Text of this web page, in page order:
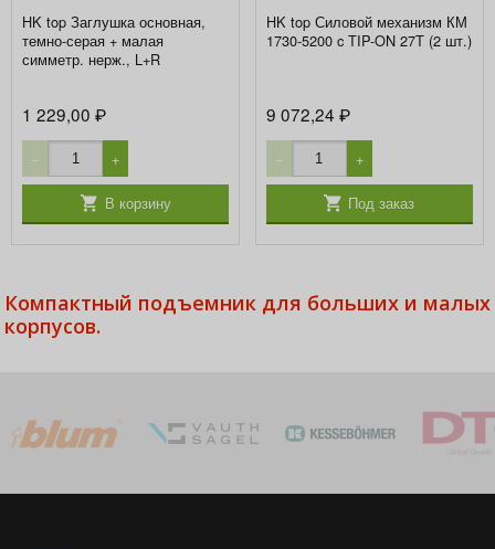
HK top Заглушка основная,
темно-серая + малая
симметр. нерж., L+R
1 229,00₽
− +
В корзину
HK top Силовой механизм КМ
1730-5200 c TIP-ON 27T (2 шт.)
9 072,24 ₽
− +
Под заказ
Компактный подъемник для больших и малых
корпусов.